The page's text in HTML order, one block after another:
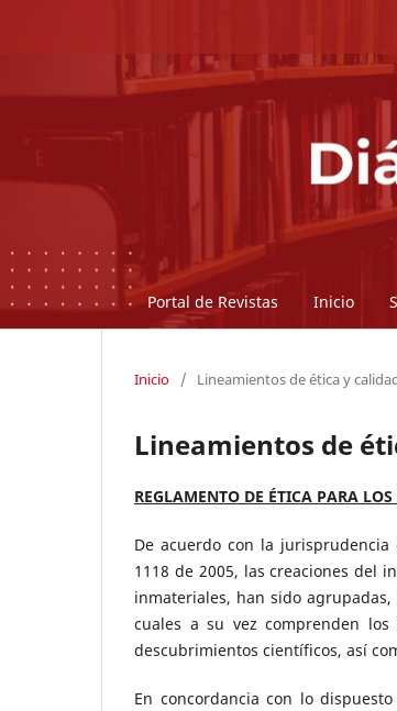
Portal de Revistas Inicio
Inicio / Lineamientos de ética y
Lineamientos de
REGLAMENTO DE ÉTICA PARA LOS
De acuerdo con la
1118 de 2005, las creaciones del
inmateriales, han sido
cuales a su vez comprenden
descubrimientos científicos, así
En concordancia con lo